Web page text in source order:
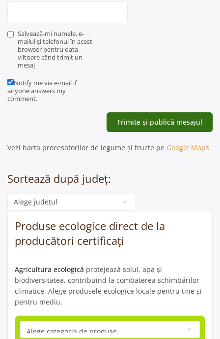
Salvează-mi numele, e-
mailul și telefonul în acest
browser pentru data
viitoare când trimit un
mesaj
Notify me via e-mail if
anyone answers my
comment.
Vezi harta procesatorilor de legume și fructe pe Google Maps
Sortează după județ:
Categorie
Produse ecologice direct de la
producători certificați
Agricultura ecologică protejează solul, apa și
biodiversitatea, contribuind la combaterea schimbărilor
climatice. Alege produsele ecologice locale pentru tine și
pentru mediu.